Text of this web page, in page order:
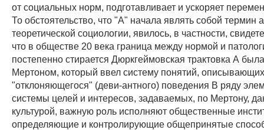
от социальных норм, подготавливает и ускоряет
То обстоятельство, что "А" начала являть собой термин
теоретической социологии, явилось, в частности,
что в обществе 20 века граница между нормой и
постепенно стирается Дюркгеймовская трактовка А
Мертоном, который ввел систему понятий,
"отклоняющегося" (деви-антного) поведения В ряду
системы целей и интересов, задаваемых, по Мертону,
культурой, важную роль исполняют общественные
определяющие и контролирующие общепринятые